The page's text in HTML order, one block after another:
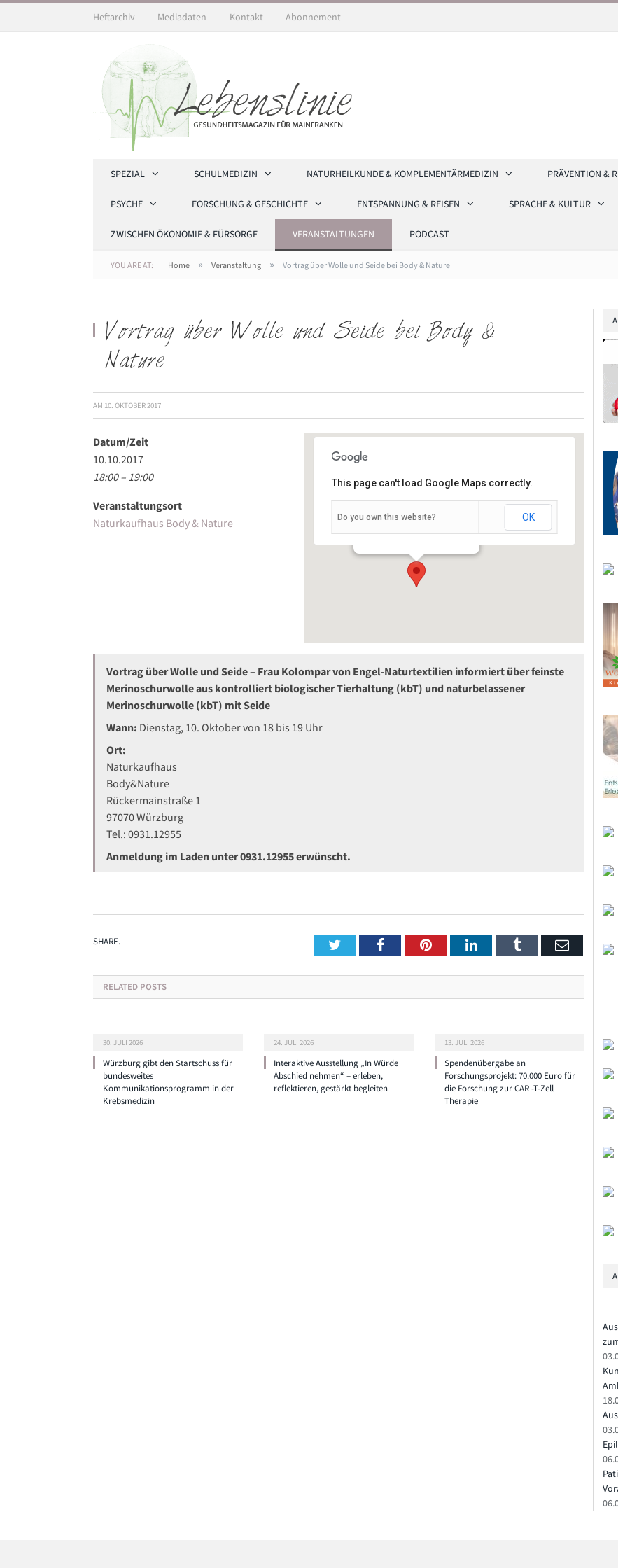
Heftarchiv Mediadaten Kontakt Abonnement
SPEZIAL SCHULMEDIZIN NATURHEILKUNDE & KOMPLEMENTÄRMEDIZIN PRÄVENTION &
PSYCHE FORSCHUNG & GESCHICHTE ENTSPANNUNG & REISEN SPRACHE & KULTUR
ZWISCHEN ÖKONOMIE & FÜRSORGE VERANSTALTUNGEN PODCAST
YOU ARE AT: Home » Veranstaltung » Vortrag über Wolle und Seide bei Body & Nature
Vortrag über Wolle und Seide bei Body &
Nature
AM 10. OKTOBER 2017
Veranstaltungen
This page can't load Google Maps correctly.
Do you own this website? OK
Datum/Zeit
10.10.2017
18:00 – 19:00
Veranstaltungsort
Naturkaufhaus Body & Nature
Vortrag über Wolle und Seide – Frau Kolompar von Engel-Naturtextilien informiert über feinste
Merinoschurwolle aus kontrolliert biologischer Tierhaltung (kbT) und naturbelassener
Merinoschurwolle (kbT) mit Seide
Wann: Dienstag, 10. Oktober von 18 bis 19 Uhr
Ort:
Naturkaufhaus
Body&Nature
Rückermainstraße 1
97070 Würzburg
Tel.: 0931.12955
Anmeldung im Laden unter 0931.12955 erwünscht.
SHARE. TwitterFacebookPinterestLinkedInTumblr Email
RELATED POSTS
30. JULI 2026
Würzburg gibt den Startschuss für
bundesweites
Kommunikationsprogramm in der
Krebsmedizin
24. JULI 2026
Interaktive Ausstellung „In Würde
Abschied nehmen“ – erleben,
reflektieren, gestärkt begleiten
13. JULI 2026
Spendenübergabe an
Forschungsprojekt: 70.000 Euro für
die Forschung zur CAR -T-Zell
Therapie